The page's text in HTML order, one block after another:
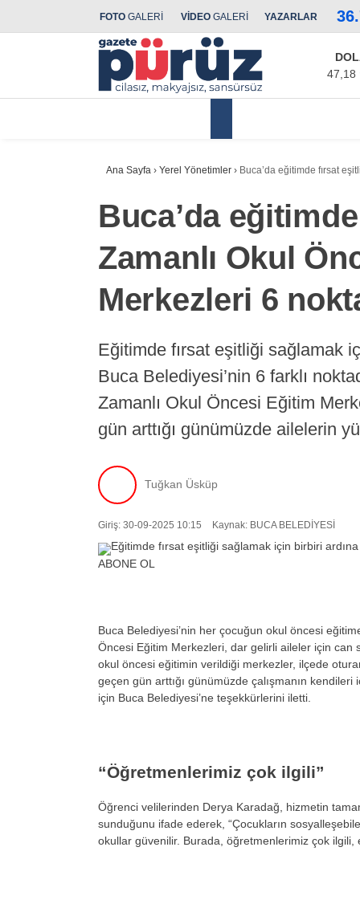
FOTO GALERİ VİDEO GALERİ YAZARLAR
47,18
Ana Sayfa › Yerel Yönetimler › Buca’da eğitimde fırsat
Buca’da
Zamanlı Okul
Merkezleri 6
Eğitimde fırsat eşitliği sağlamak
Buca Belediyesi’nin 6 farklı
Zamanlı Okul Öncesi Eğitim
gün arttığı günümüzde ailelerin
Tuğkan Üsküp
Giriş: 30-09-2025 10:15 Kaynak: BUCA BELEDİYESİ
ABONE OL
Buca Belediyesi’nin her çocuğun okul öncesi e
Öncesi Eğitim Merkezleri, dar gelirli aileler için can
okul öncesi eğitimin verildiği merkezler, ilçede
geçen gün arttığı günümüzde çalışmanın kendileri i
için Buca Belediyesi’ne teşekkürlerini iletti.
“Öğretmenlerimiz çok ilgili”
Öğrenci velilerinden Derya Karadağ, hizmetin
sunduğunu ifade ederek, “Çocukların
okullar güvenilir. Burada, öğretmenlerimiz çok ilgili,